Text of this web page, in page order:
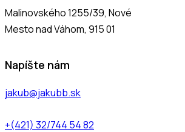
Malinovského 1255/39, Nové
Mesto nad Váhom, 915 01
Napíšte nám
jakub@jakubb.sk
+(421) 32/744 54 82